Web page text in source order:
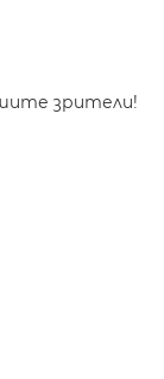
зрители!